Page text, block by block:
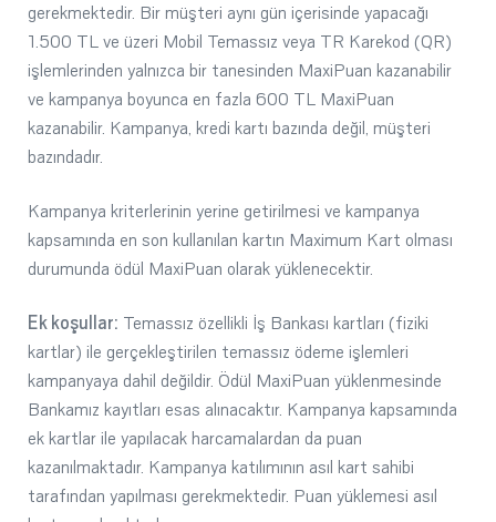
gerekmektedir. Bir müşteri aynı gün içerisinde yapacağı
1.500 TL ve üzeri Mobil Temassız veya TR Karekod (QR)
işlemlerinden yalnızca bir tanesinden MaxiPuan kazanabilir
ve kampanya boyunca en fazla 600 TL MaxiPuan
kazanabilir. Kampanya, kredi kartı bazında değil, müşteri
bazındadır.
Kampanya kriterlerinin yerine getirilmesi ve kampanya
kapsamında en son kullanılan kartın Maximum Kart olması
durumunda ödül MaxiPuan olarak yüklenecektir.
Ek koşullar: Temassız özellikli İş Bankası kartları (fiziki
kartlar) ile gerçekleştirilen temassız ödeme işlemleri
kampanyaya dahil değildir. Ödül MaxiPuan yüklenmesinde
Bankamız kayıtları esas alınacaktır. Kampanya kapsamında
ek kartlar ile yapılacak harcamalardan da puan
kazanılmaktadır. Kampanya katılımının asıl kart sahibi
tarafından yapılması gerekmektedir. Puan yüklemesi asıl